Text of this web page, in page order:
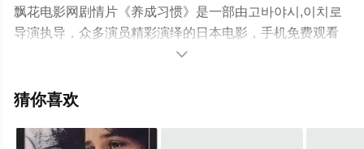
飘花电影网剧情片《养成习惯》是一部由고바야시,이치로
导演执导，众多演员精彩演绎的日本电影，手机免费观看
高清未删减完整版电影大全就上飘花影院，更多相关信息

猜你喜欢